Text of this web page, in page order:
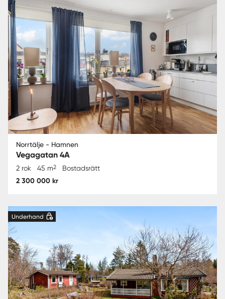
Norrtälje - Hamnen
Vegagatan 4A
2 rok 45 m2 Bostadsrätt
2 300 000 kr
Underhand